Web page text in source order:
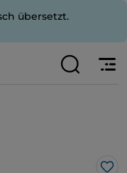
übersetzt.